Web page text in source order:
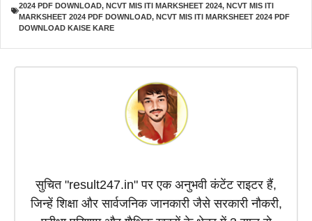
b
o
o
s
A
p
g
r
e
d
t
r
2024 PDF DOWNLOAD, NCVT MIS ITI MARKSHEET 2024, NCVT MIS ITI
MARKSHEET 2024 PDF DOWNLOAD, NCVT MIS ITI MARKSHEET 2024 PDF
DOWNLOAD KAISE KARE
सुचित "result247.in" पर एक अनुभवी कंटेंट राइटर हैं,
जिन्हें शिक्षा और सार्वजनिक जानकारी जैसे सरकारी नौकरी,